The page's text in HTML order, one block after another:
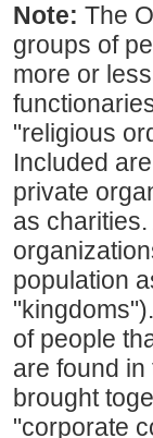
Note: The
groups of
more or
"religious
Included
private
as
population
of people
are found
brought
"corporate